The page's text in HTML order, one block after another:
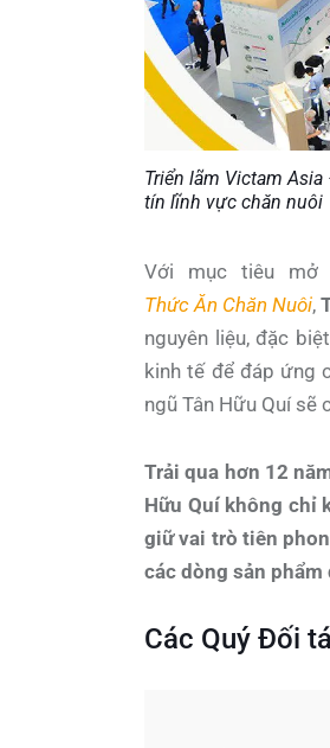
Triển lãm Victam
tín lĩnh vực chăn nuôi
Với mục tiêu mở
Thức Ăn Chăn Nuôi,
nguyên liệu, đặc
kinh tế để đáp ứng
ngũ Tân Hữu Quí
Trải qua hơn 12
Hữu Quí không chỉ
giữ vai trò tiên
các dòng sản phẩm
Các Quý Đối